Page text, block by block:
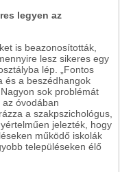
legyen az
is beazonosították,
lesz sikeres egy
lép. „Fontos
és a beszédhangok
sok problémát
óvodában
a szakpszichológus,
jelezték, hogy
működő iskolák
településeken élő